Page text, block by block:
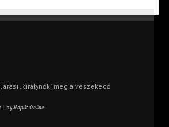
„királynők” meg a veszekedő
| byNapút Online